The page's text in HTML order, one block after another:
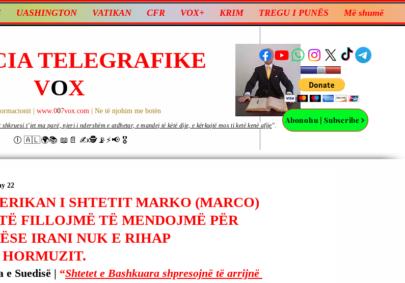
UASHINGTON VATIKAN CFR VOX+ KRIM TREGU I PUNËS Më shumë
TELEGRAFIKE
VOX
| www.007vox.com | Ne të njohim me botën
🕕 🇦🇱🌍📚 📖📄 ✍🕵️📡⚡️📢 🎖
Abonohu | Subscribe
t’jet ma parë, njeri i ndershëm e atdhetar, e mandej të këtë dije, e kërkujtë mos ti ketë kenë afije”.
I SHTETIT MARKO (MARCO)
FILLOJMË TË MENDOJMË PËR
IRANI NUK E RIHAP
22
Suedisë | “Shtetet e Bashkuara shpresojnë të arrijnë